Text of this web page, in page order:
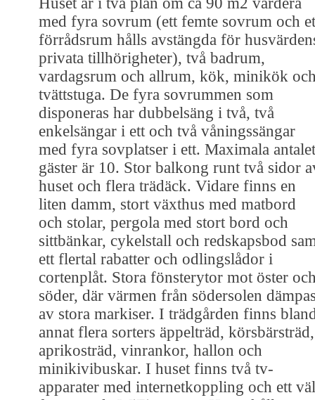
med fyra sovrum (ett femte sovrum och
förrådsrum hålls avstängda för
privata tillhörigheter), två badrum,
vardagsrum och allrum, kök, minikök
tvättstuga. De fyra sovrummen som
disponeras har dubbelsäng i två, två
enkelsängar i ett och två våningssängar
med fyra sovplatser i ett. Maximala antalet
gäster är 10. Stor balkong runt två sidor
huset och flera trädäck. Vidare finns en
liten damm, stort växthus med matbord
och stolar, pergola med stort bord och
sittbänkar, cykelstall och redskapsbod
ett flertal rabatter och odlingslådor i
cortenplåt. Stora fönsterytor mot öster
söder, där värmen från södersolen
av stora markiser. I trädgården finns
annat flera sorters äppelträd, körsbärsträd,
aprikosträd, vinrankor, hallon och
minikivibuskar. I huset finns två tv-
apparater med internetkoppling och ett väl